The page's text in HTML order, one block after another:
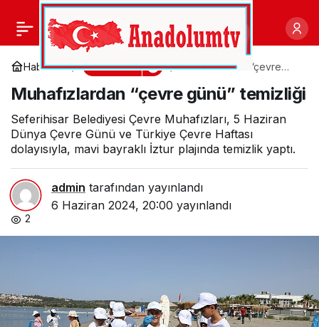
Haberler Gündem
Muhafızlardan “çevre
Muhafızlardan “çevre günü” temizliği
Seferihisar Belediyesi Çevre Muhafızları, 5 Haziran
Dünya Çevre Günü ve Türkiye Çevre Haftası
dolayısıyla, mavi bayraklı İztur plajında temizlik yaptı.
admin tarafından yayınlandı
6 Haziran 2024, 20:00 yayınlandı
2
Burhaniye Belediyesi,
bu yıl da Kurban
Bayramı’nda
hayırseverler ve ihtiyaç
sahipleri arasında köprü
kuracak
Paylaş